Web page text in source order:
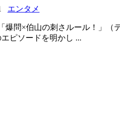
エンタメ
爆問×伯山の刺さルール！」
ピソードを明かし ...